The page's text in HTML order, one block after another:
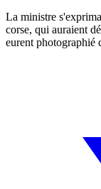
La ministre
corse, qui auraient
eurent photographié